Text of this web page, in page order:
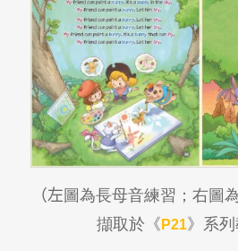
（左 圖為長母音練習；右圖
擷取於《 P21》系列